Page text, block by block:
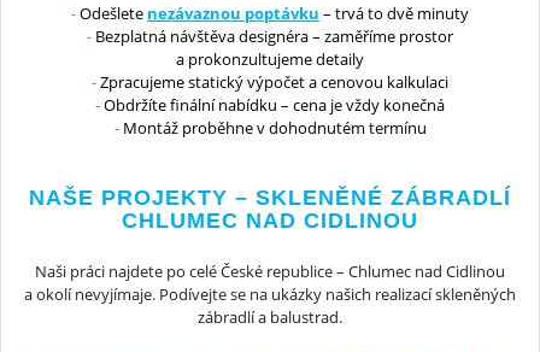
Odešlete nezávaznou poptávku – trvá to dvě minuty
Bezplatná návštěva designéra – zaměříme prostor
a prokonzultujeme detaily
Zpracujeme statický výpočet a cenovou kalkulaci
Obdržíte finální nabídku – cena je vždy konečná
Montáž proběhne v dohodnutém termínu
NAŠE PROJEKTY – SKLENĚNÉ ZÁBRADLÍ
CHLUMEC NAD CIDLINOU
Naši práci najdete po celé České republice – Chlumec nad Cidlinou
a okolí nevyjímaje. Podívejte se na ukázky našich realizací skleněných
zábradlí a balustrad.